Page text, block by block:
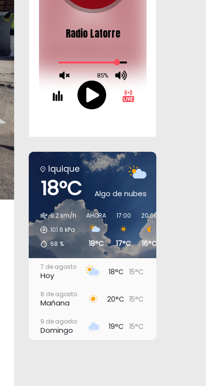
Iquique
18°C Algo de nubes
9.2 km/h
101.6 kPa
68 %
AHORA
18°C
17:00
17°C
20:00
16°C
7 de agosto
Hoy 18°C 15°C
8 de agosto
Mañana 20°C 15°C
9 de agosto
Domingo 19°C 15°C